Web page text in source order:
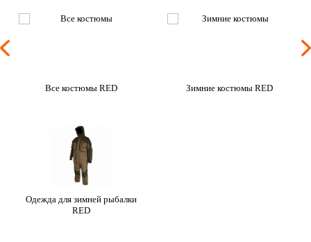
Все костюмы RED Зимние костюмы RED
Одежда для зимней рыбалки
RED